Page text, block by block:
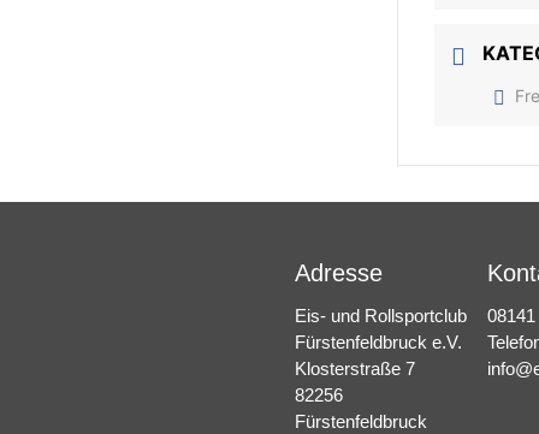
Adresse
Eis- und Rollsportclub
Fürstenfeldbruck e.V.
Klosterstraße 7
82256
Fürstenfeldbruck